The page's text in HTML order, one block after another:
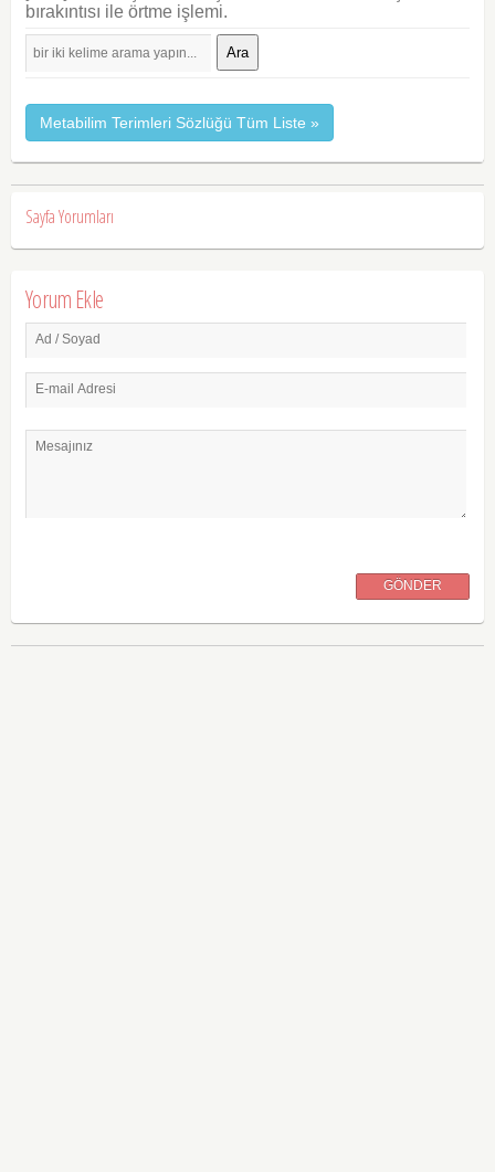
bırakıntısı ile örtme işlemi.
Ara
Metabilim Terimleri Sözlüğü Tüm Liste »
Sayfa Yorumları
Yorum Ekle
Ad / Soyad
E-mail Adresi
Mesajınız
GÖNDER